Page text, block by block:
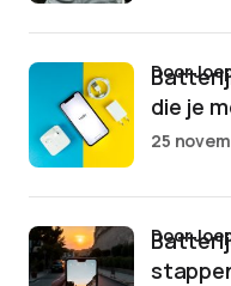
die je
door
25
door